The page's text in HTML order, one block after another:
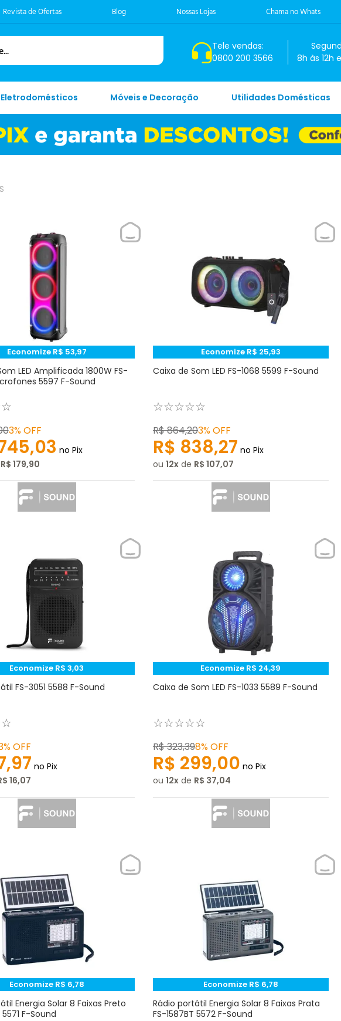
Revista de Ofertas Blog Nossas Lojas Chama no Whats
Tele vendas:
0800 200 3566
8h às 12h
Eletrodomésticos Móveis e Decoração Utilidades Domésticas
Economize R$ 53,97
LED Amplificada 1800W FS-
5597 F-Sound
☆
3%OFF
,03 no Pix
R$ 179,90
Economize R$ 25,93
Caixa de Som LED FS-1068 5599 F-Sound
☆☆☆☆☆
R$864,203%OFF
R$ 838,27 no Pix
ou 12 de R$ 107,07
Economize R$ 3,03
FS-3051 5588 F-Sound
☆
OFF
,97 no Pix
16,07
Economize R$ 24,39
Caixa de Som LED FS-1033 5589 F-Sound
☆☆☆☆☆
R$323,398%OFF
R$ 299,00 no Pix
ou 12 de R$ 37,04
Economize R$ 6,78
Energia Solar 8 Faixas Preto
5571 F-Sound
Economize R$ 6,78
Rádio portátil Energia Solar 8 Faixas Prata
FS-1587BT 5572 F-Sound